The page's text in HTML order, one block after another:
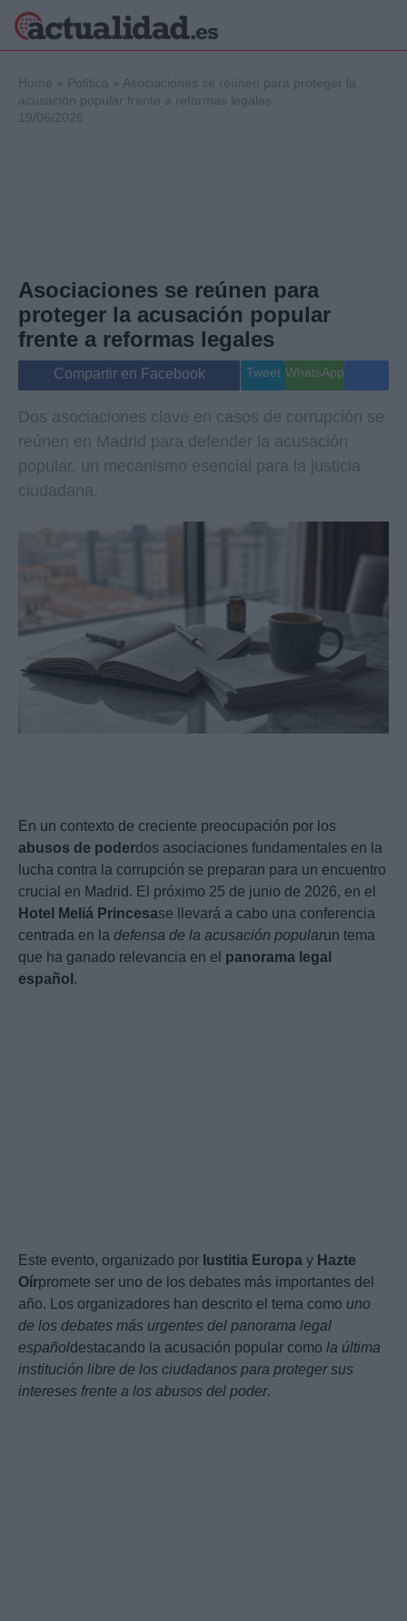
Internacional
Viajes
Gente
Musica
Home » Política » Asociaciones se reúnen para proteger la
acusación popular frente a reformas legales
19/06/2026
Asociaciones se reúnen para
proteger la acusación popular
frente a reformas legales
Compartir en Facebook Tweet WhatsApp
Dos asociaciones clave en casos de corrupción se
reúnen en Madrid para defender la acusación
popular, un mecanismo esencial para la justicia
ciudadana.
En un contexto de creciente preocupación por los
abusos de poderdos asociaciones fundamentales en la
lucha contra la corrupción se preparan para un encuentro
crucial en Madrid. El próximo 25 de junio de 2026, en el
Hotel Meliá Princesase llevará a cabo una conferencia
centrada en la defensa de la acusación popularun tema
que ha ganado relevancia en el panorama legal
español .
Este evento, organizado por Iustitia Europa y Hazte
Oírpromete ser uno de los debates más importantes del
año. Los organizadores han descrito el tema como uno
de los debates más urgentes del panorama legal
españoldestacando la acusación popular como la última
institución libre de los ciudadanos para proteger sus
intereses frente a los abusos del poder.